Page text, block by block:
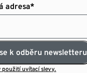
adresa*
k odběru newsletteru
použití uvítací slevy.